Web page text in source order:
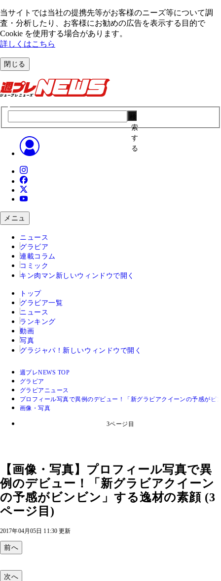
当サイトでは当社の提携先等がお客様のニーズ等について調
査・分析したり、お客様にお勧めの広告を表⽰する⽬的で
Cookie を使⽤する場合があります。
詳しくはこちら
閉じる
索
す
る
メニュ
ニュース
グラビア
連載コラム
コミック
キン肉マン 新しいウィンドウで開く
トップ
グラビア一覧
ニュース
ランキング
動画
写真
グラジャパ！ 新しいウィンドウで開く
週プレNEWS TOP
グラビア
グラビアニュース
プロフィール写真で異例のデビュー！「新グラビアクイーンの予感がビ
画像・写真
3ページ目
【画像・写真】プロフィール写真で異
例のデビュー！「新グラビアクイーン
の予感がビンビン」する逸材の素顔 (3
ページ目)
2017年04月05日 11:30 更新
前へ
次へ